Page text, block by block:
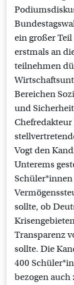
ein großer
erstmals an
teilnehmen
Bereichen
und
Vogt den
Unterems
sollte, ob
Transparenz
sollte. Die
400
bezogen auch